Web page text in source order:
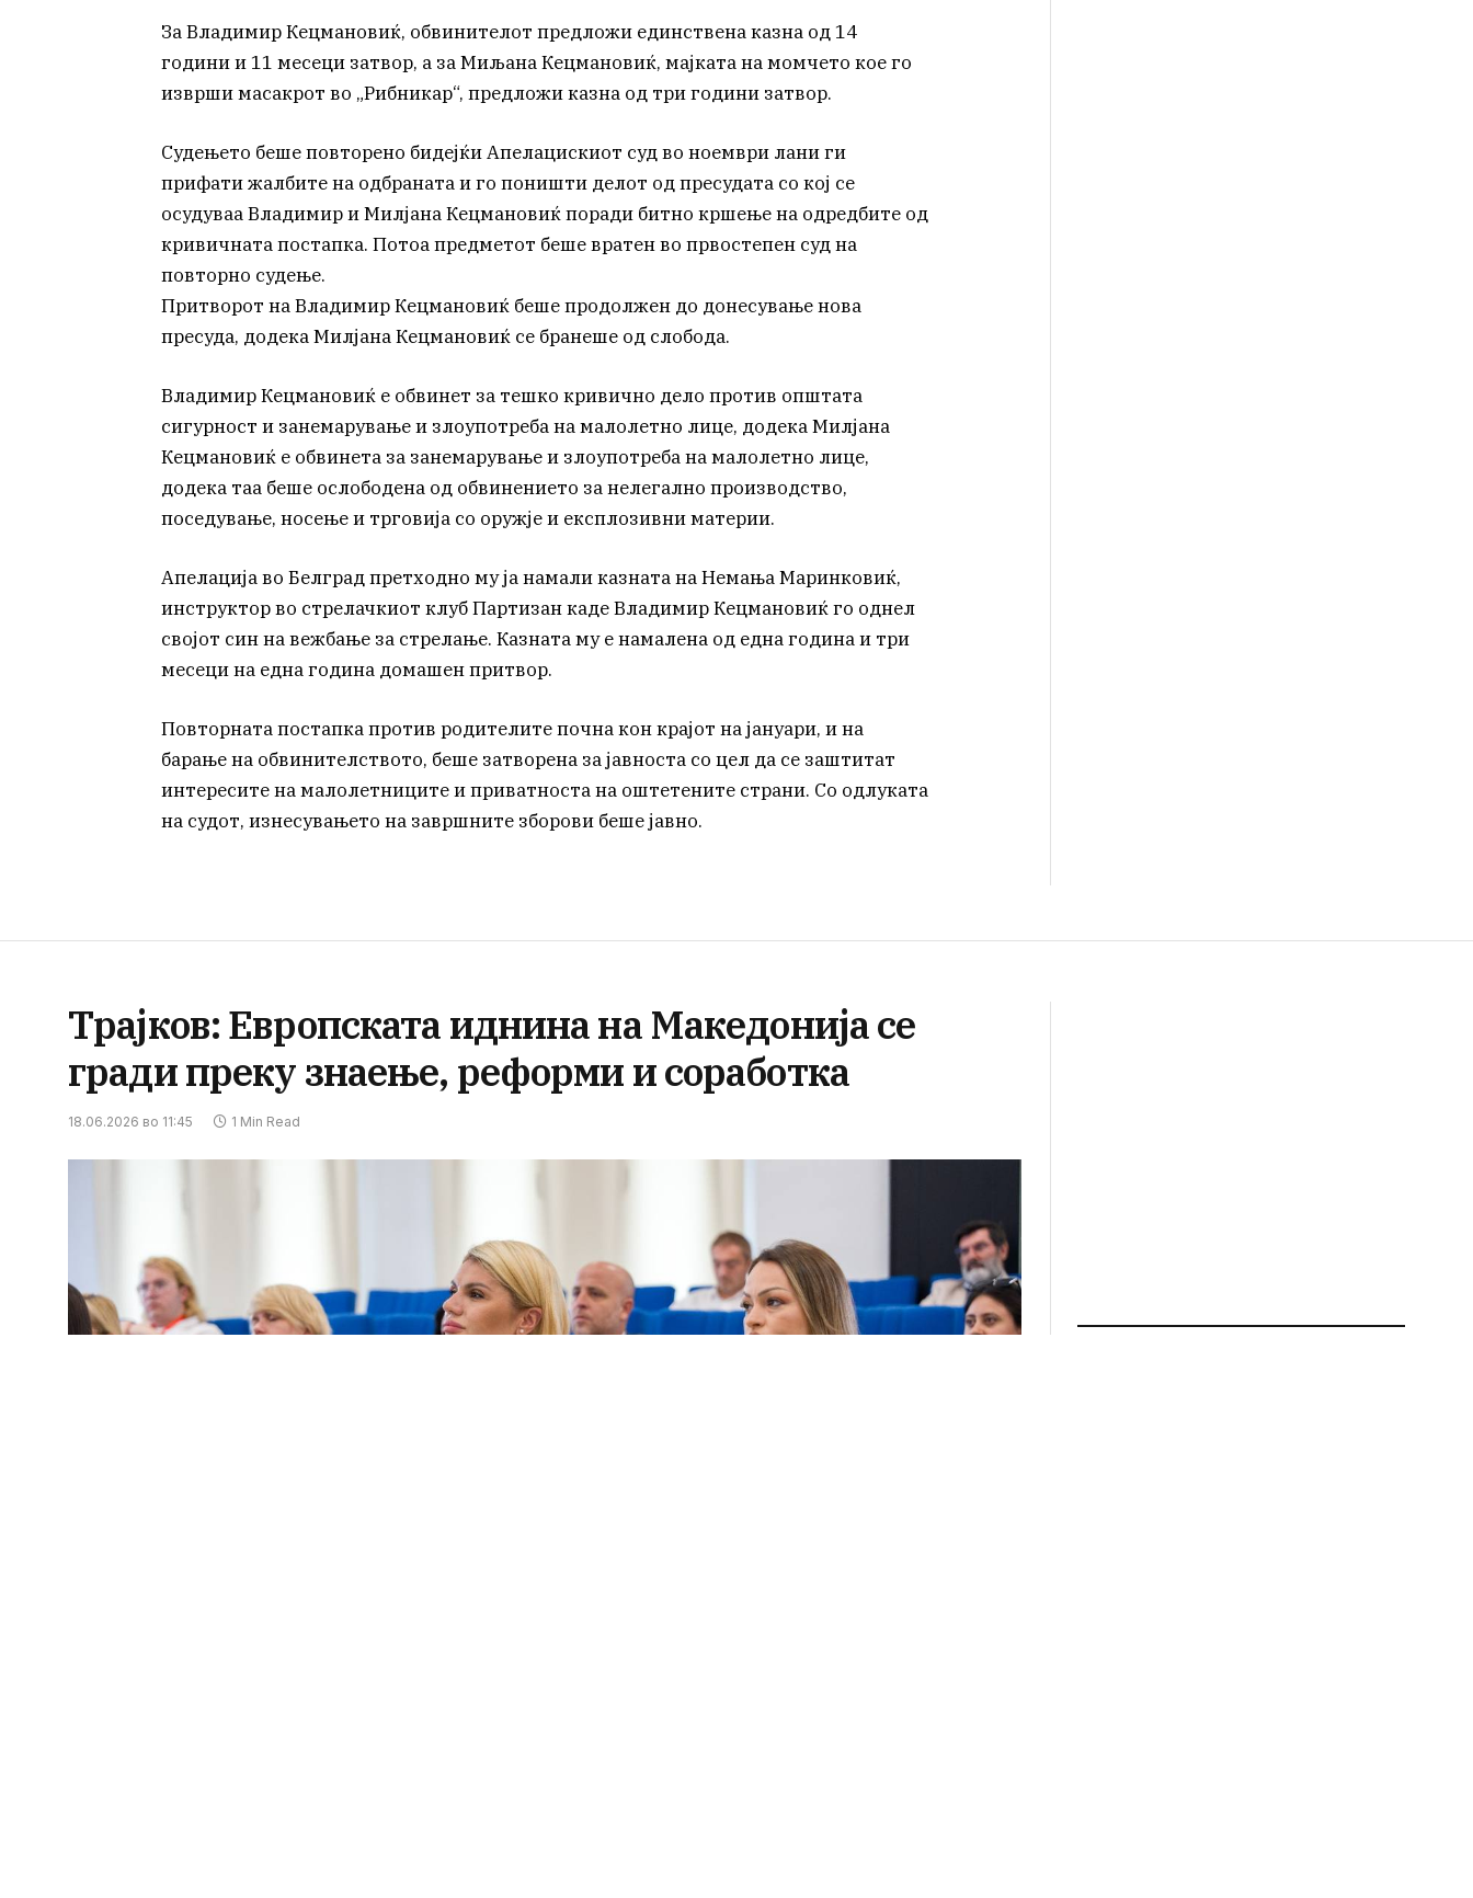
За Владимир Кецмановиќ, обвинителот предложи единствена казна од 14
години и 11 месеци затвор, а за Миљана Кецмановиќ, мајката на момчето кое го
изврши масакрот во „Рибникар“, предложи казна од три години затвор.
Судењето беше повторено бидејќи Апелацискиот суд во ноември лани ги
прифати жалбите на одбраната и го поништи делот од пресудата со кој се
осудуваа Владимир и Милјана Кецмановиќ поради битно кршење на одредбите од
кривичната постапка. Потоа предметот беше вратен во првостепен суд на
повторно судење.
Притворот на Владимир Кецмановиќ беше продолжен до донесување нова
пресуда, додека Милјана Кецмановиќ се бранеше од слобода.
Владимир Кецмановиќ е обвинет за тешко кривично дело против општата
сигурност и занемарување и злоупотреба на малолетно лице, додека Милјана
Кецмановиќ е обвинета за занемарување и злоупотреба на малолетно лице,
додека таа беше ослободена од обвинението за нелегално производство,
поседување, носење и трговија со оружје и експлозивни материи.
Апелација во Белград претходно му ја намали казната на Немања Маринковиќ,
инструктор во стрелачкиот клуб Партизан каде Владимир Кецмановиќ го однел
својот син на вежбање за стрелање. Казната му е намалена од една година и три
месеци на една година домашен притвор.
Повторната постапка против родителите почна кон крајот на јануари, и на
барање на обвинителството, беше затворена за јавноста со цел да се заштитат
интересите на малолетниците и приватноста на оштетените страни. Со одлуката
на судот, изнесувањето на завршните зборови беше јавно.
Трајков: Европската иднина на Македонија се
гради преку знаење, реформи и соработка
18.06.2026 во 11:45 1 Min Read